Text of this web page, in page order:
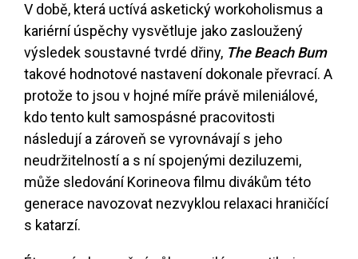
V době, která uctívá asketický workoholismus a
kariérní úspěchy vysvětluje jako zasloužený
výsledek soustavné tvrdé dřiny, The Beach Bum
takové hodnotové nastavení dokonale převrací. A
protože to jsou v hojné míře právě mileniálové,
kdo tento kult samospásné pracovitosti
následují a zároveň se vyrovnávají s jeho
neudržitelností a s ní spojenými deziluzemi,
může sledování Korineova filmu divákům této
generace navozovat nezvyklou relaxaci hraničící
s katarzí.